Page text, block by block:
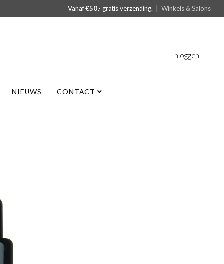
Vanaf€50,- gratis verzending. |Winkels & Salons
Inloggen
NIEUWS CONTACT